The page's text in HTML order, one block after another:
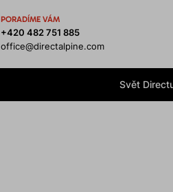
PORADÍME VÁM
+420 482 751 885
office@directalpine.com
Svět